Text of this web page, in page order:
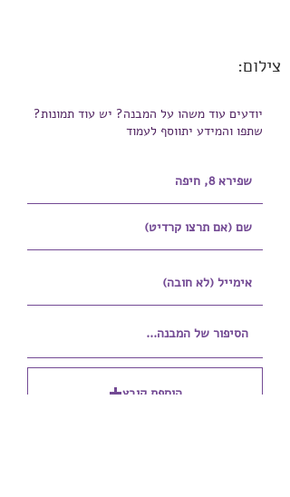
צילום:
יודעים עוד משהו על המבנה? יש עוד תמונות?
שתפו והמידע יתווסף לעמוד
הוספת קובץ